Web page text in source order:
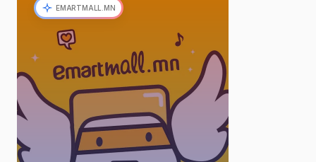
EMARTMALL.MN